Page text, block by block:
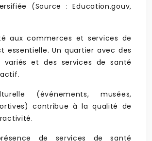
(Source : Education.gouv,
aux commerces et services de
essentielle. Un quartier avec des
variés et des services de santé
(événements, musées,
contribue à la qualité de
de services de santé